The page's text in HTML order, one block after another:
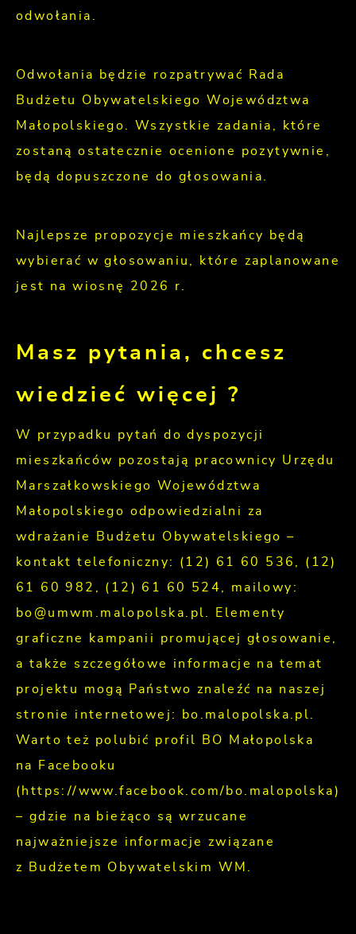
odwołania.
Odwołania będzie rozpatrywać Rada
Budżetu Obywatelskiego Województwa
Małopolskiego. Wszystkie zadania, które
zostaną ostatecznie ocenione pozytywnie,
będą dopuszczone do głosowania.
Najlepsze propozycje mieszkańcy będą
wybierać w głosowaniu, które zaplanowane
jest na wiosnę 2026 r.
Masz pytania, chcesz
wiedzieć więcej ?
W przypadku pytań do dyspozycji
mieszkańców pozostają pracownicy Urzędu
Marszałkowskiego Województwa
Małopolskiego odpowiedzialni za
wdrażanie Budżetu Obywatelskiego –
kontakt telefoniczny: (12) 61 60 536, (12)
61 60 982, (12) 61 60 524, mailowy:
bo@umwm.malopolska.pl. Elementy
graficzne kampanii promującej głosowanie,
a także szczegółowe informacje na temat
projektu mogą Państwo znaleźć na naszej
stronie internetowej: bo.malopolska.pl.
Warto też polubić profil BO Małopolska
na Facebooku
(https://www.facebook.com/bo.malopolska)
– gdzie na bieżąco są wrzucane
najważniejsze informacje związane
z Budżetem Obywatelskim WM.